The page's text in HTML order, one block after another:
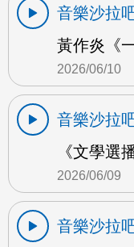
音樂沙拉
黃作炎《
2026/06/10
音樂沙拉
《文學選
2026/06/09
音樂沙拉